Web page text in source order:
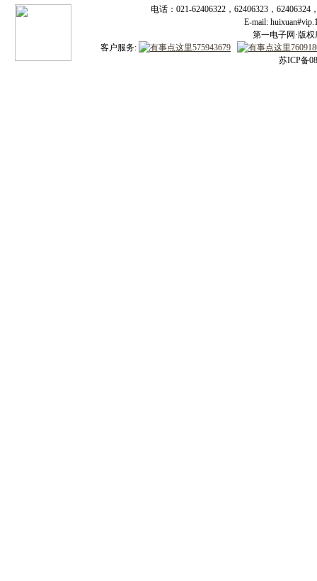
电话：021-62406322，62406323，
E-mail:
第一电子网·版权
客户服务:
苏ICP备